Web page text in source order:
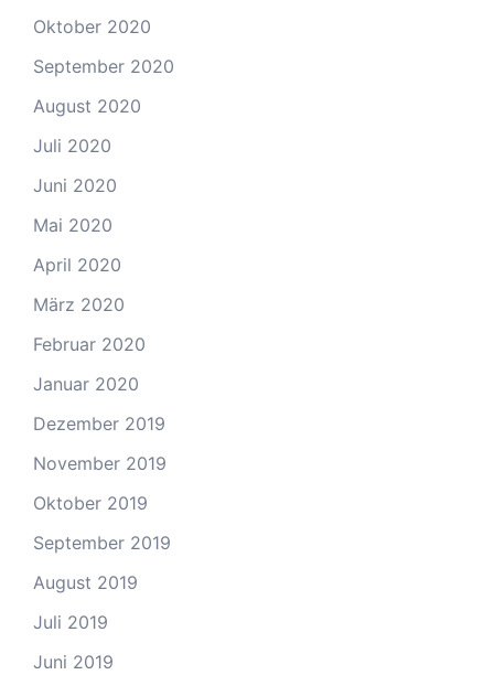
Oktober 2020
September 2020
August 2020
Juli 2020
Juni 2020
Mai 2020
April 2020
März 2020
Februar 2020
Januar 2020
Dezember 2019
November 2019
Oktober 2019
September 2019
August 2019
Juli 2019
Juni 2019